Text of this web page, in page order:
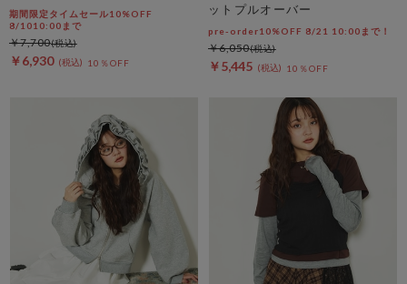
期間限定タイムセール10%OFF
8/1010:00まで
￥6,930 10％OFF
￥7,700
ットプルオーバー
pre-order10%OFF 8/21 10:00まで！
￥5,445 10％OFF
￥6,050